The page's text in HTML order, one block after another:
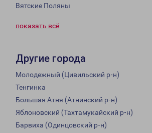
Вятские Поляны
показать всё
Другие города
Молодежный (Цивильский р-н)
Тенгинка
Большая Атня (Атнинский р-н)
Яблоновский (Тахтамукайский р-н)
Барвиха (Одинцовский р-н)